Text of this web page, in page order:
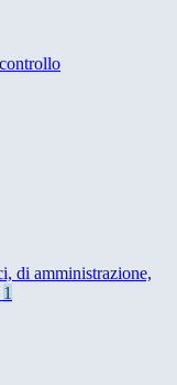
di amministrazione,
1